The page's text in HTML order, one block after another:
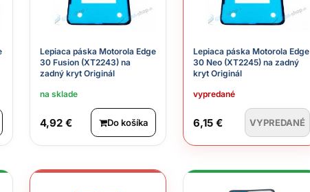
Lepiaca páska Motorola Edge
30 Fusion (XT2243) na
zadný kryt Originál
na sklade
4,92 € Do košíka
Lepiaca páska Motorola Edge
30 Neo (XT2245) na zadný
kryt Originál
vypredané
6,15 € VYPREDANÉ